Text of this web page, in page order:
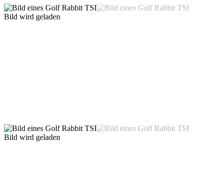
Bild wird geladen
Bild wird geladen